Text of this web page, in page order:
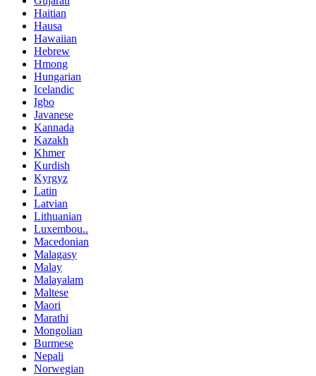
Haitian
Hausa
Hawaiian
Hebrew
Hmong
Hungarian
Icelandic
Igbo
Javanese
Kannada
Kazakh
Khmer
Kurdish
Kyrgyz
Latin
Latvian
Lithuanian
Luxembou..
Macedonian
Malagasy
Malay
Malayalam
Maltese
Maori
Marathi
Mongolian
Burmese
Nepali
Norwegian